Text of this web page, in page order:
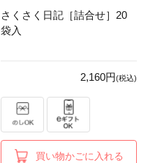
さくさく日記［詰合せ］20
袋入
2,160円(税込)
買い物かごに入れる